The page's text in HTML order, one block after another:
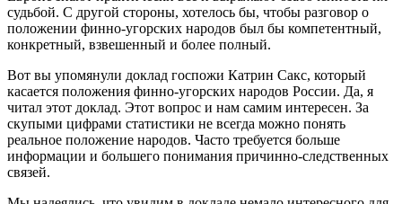
судьбой. С другой стороны, хотелось бы, чтобы разговор о
положении финно-угорских народов был бы компетентный,
конкретный, взвешенный и более полный.
Вот вы упомянули доклад госпожи Катрин Сакс, который
касается положения финно-угорских народов России. Да, я
читал этот доклад. Этот вопрос и нам самим интересен. За
скупыми цифрами статистики не всегда можно понять
реальное положение народов. Часто требуется больше
информации и большего понимания причинно-следственных
связей.